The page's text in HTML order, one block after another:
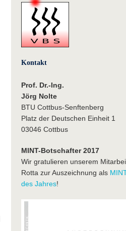
Kontakt
Prof. Dr.-Ing.
Jörg Nolte
BTU Cottbus-Senftenberg
Platz der Deutschen Einheit 1
03046 Cottbus
MINT-Botschafter 2017
Wir gratulieren unserem
Rotta zur Auszeichnung als
des Jahres!